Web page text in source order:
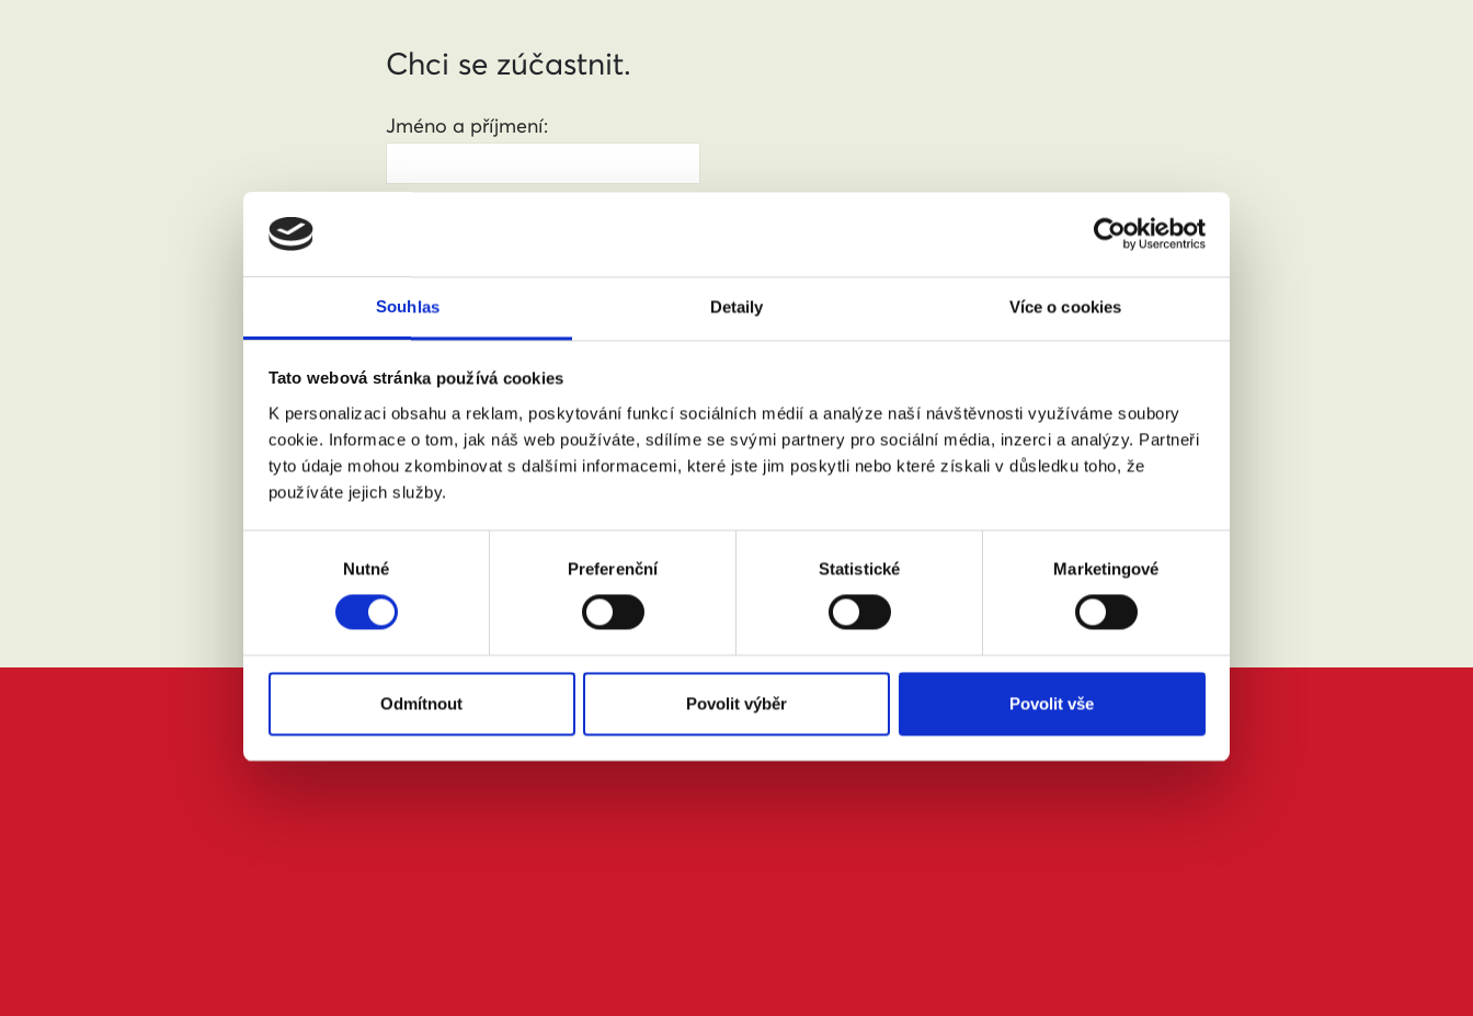
Souhlas Detaily Více o cookies
Tato webová stránka používá cookies
K personalizaci obsahu a reklam, poskytování funkcí sociálních médií a analýze naší návštěvnosti využíváme soubory
cookie. Informace o tom, jak náš web používáte, sdílíme se svými partnery pro sociální média, inzerci a analýzy. Partneři
tyto údaje mohou zkombinovat s dalšími informacemi, které jste jim poskytli nebo které získali v důsledku toho, že
používáte jejich služby.
Nutné Preferenční Statistické Marketingové
Odmítnout Povolit výběr Povolit vše
Chci se zúčastnit.
Jméno a příjmení:
Kde žijete?
Přijdu s doprovodem.
Souhlasím se zpracováním osobních údajů podle zákona č. 101/2000 Sb.